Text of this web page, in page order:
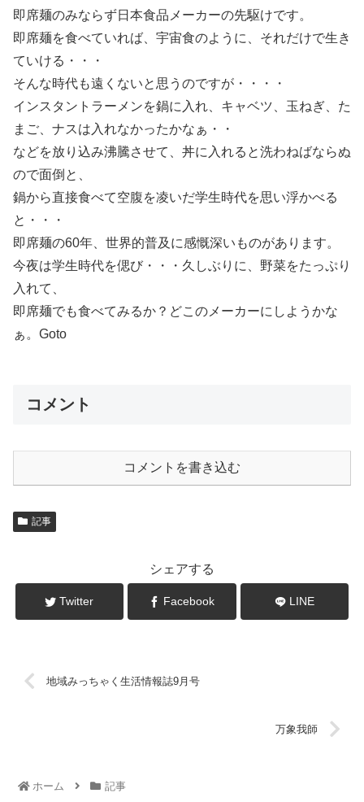
即席麺のみならず日本食品メーカーの先駆けです。
即席麺を食べていれば、宇宙食のように、それだけで生き
ていける・・・
そんな時代も遠くないと思うのですが・・・・
インスタントラーメンを鍋に入れ、キャベツ、玉ねぎ、た
まご、ナスは入れなかったかなぁ・・
などを放り込み沸騰させて、丼に入れると洗わねばならぬ
ので面倒と、
鍋から直接食べて空腹を凌いだ学生時代を思い浮かべる
と・・・
即席麺の60年、世界的普及に感慨深いものがあります。
今夜は学生時代を偲び・・・久しぶりに、野菜をたっぷり
入れて、
即席麺でも食べてみるか？どこのメーカーにしようかな
ぁ。Goto
コメント
コメントを書き込む
記事
シェアする
Twitter Facebook LINE
地域みっちゃく生活情報誌9月号
万象我師
ホーム 記事